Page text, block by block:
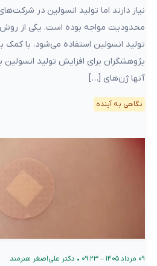
نیاز دارند اما تولید انسولین در
محدودیت‌ مواجه بوده است. یکی از
تولید انسولین استفاده می‌شود، با کمک
پژوهشگران برای افزایش تولید انسولین
آنها ژن‌های […]
نگاهی به آینده
۰۹ مرداد ۱۴۰۵ – ۰۹:۲۳ • دکتر علی‌اصغر هنرمند